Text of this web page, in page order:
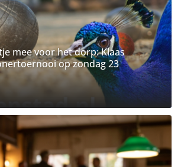
mee voor het dorp: Klaas
op zondag 23